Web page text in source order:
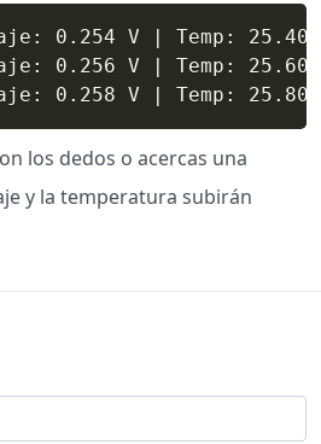
0.254 V | Temp: 25.40
0.256 V | Temp: 25.60
los dedos o acercas una
y la temperatura subirán